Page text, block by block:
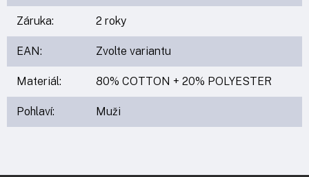
Záruka: 2 roky
EAN: Zvolte variantu
Materiál: 80% COTTON + 20% POLYESTER
Pohlaví: Muži